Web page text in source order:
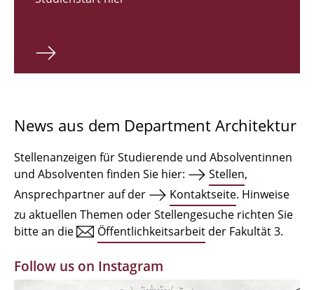
Master Architektur
Qualifikationsprofil
Institute
Einrichtungen
Zeichensäle
MBW | Modellbauwerkstatt
News aus dem Department Architektur
Stellenanzeigen für Studierende und Absolventinnen
und Absolventen finden Sie hier:
Stellen,
Ansprechpartner auf der
Kontaktseite. Hinweise
zu aktuellen Themen oder Stellengesuche richten Sie
bitte an die
Öffentlichkeitsarbeit der Fakultät 3.
Follow us on Instagram